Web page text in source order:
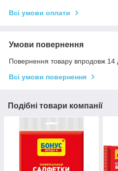
Всі умови оплати
Умови повернення
Повернення товару впродовж 14
Всі умови повернення
Подібні товари компанії